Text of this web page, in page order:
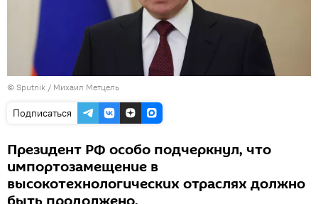
© Sputnik / Михаил Метцель
Подписаться
Президент РФ особо подчеркнул, что
импортозамещение в
высокотехнологических отраслях должно